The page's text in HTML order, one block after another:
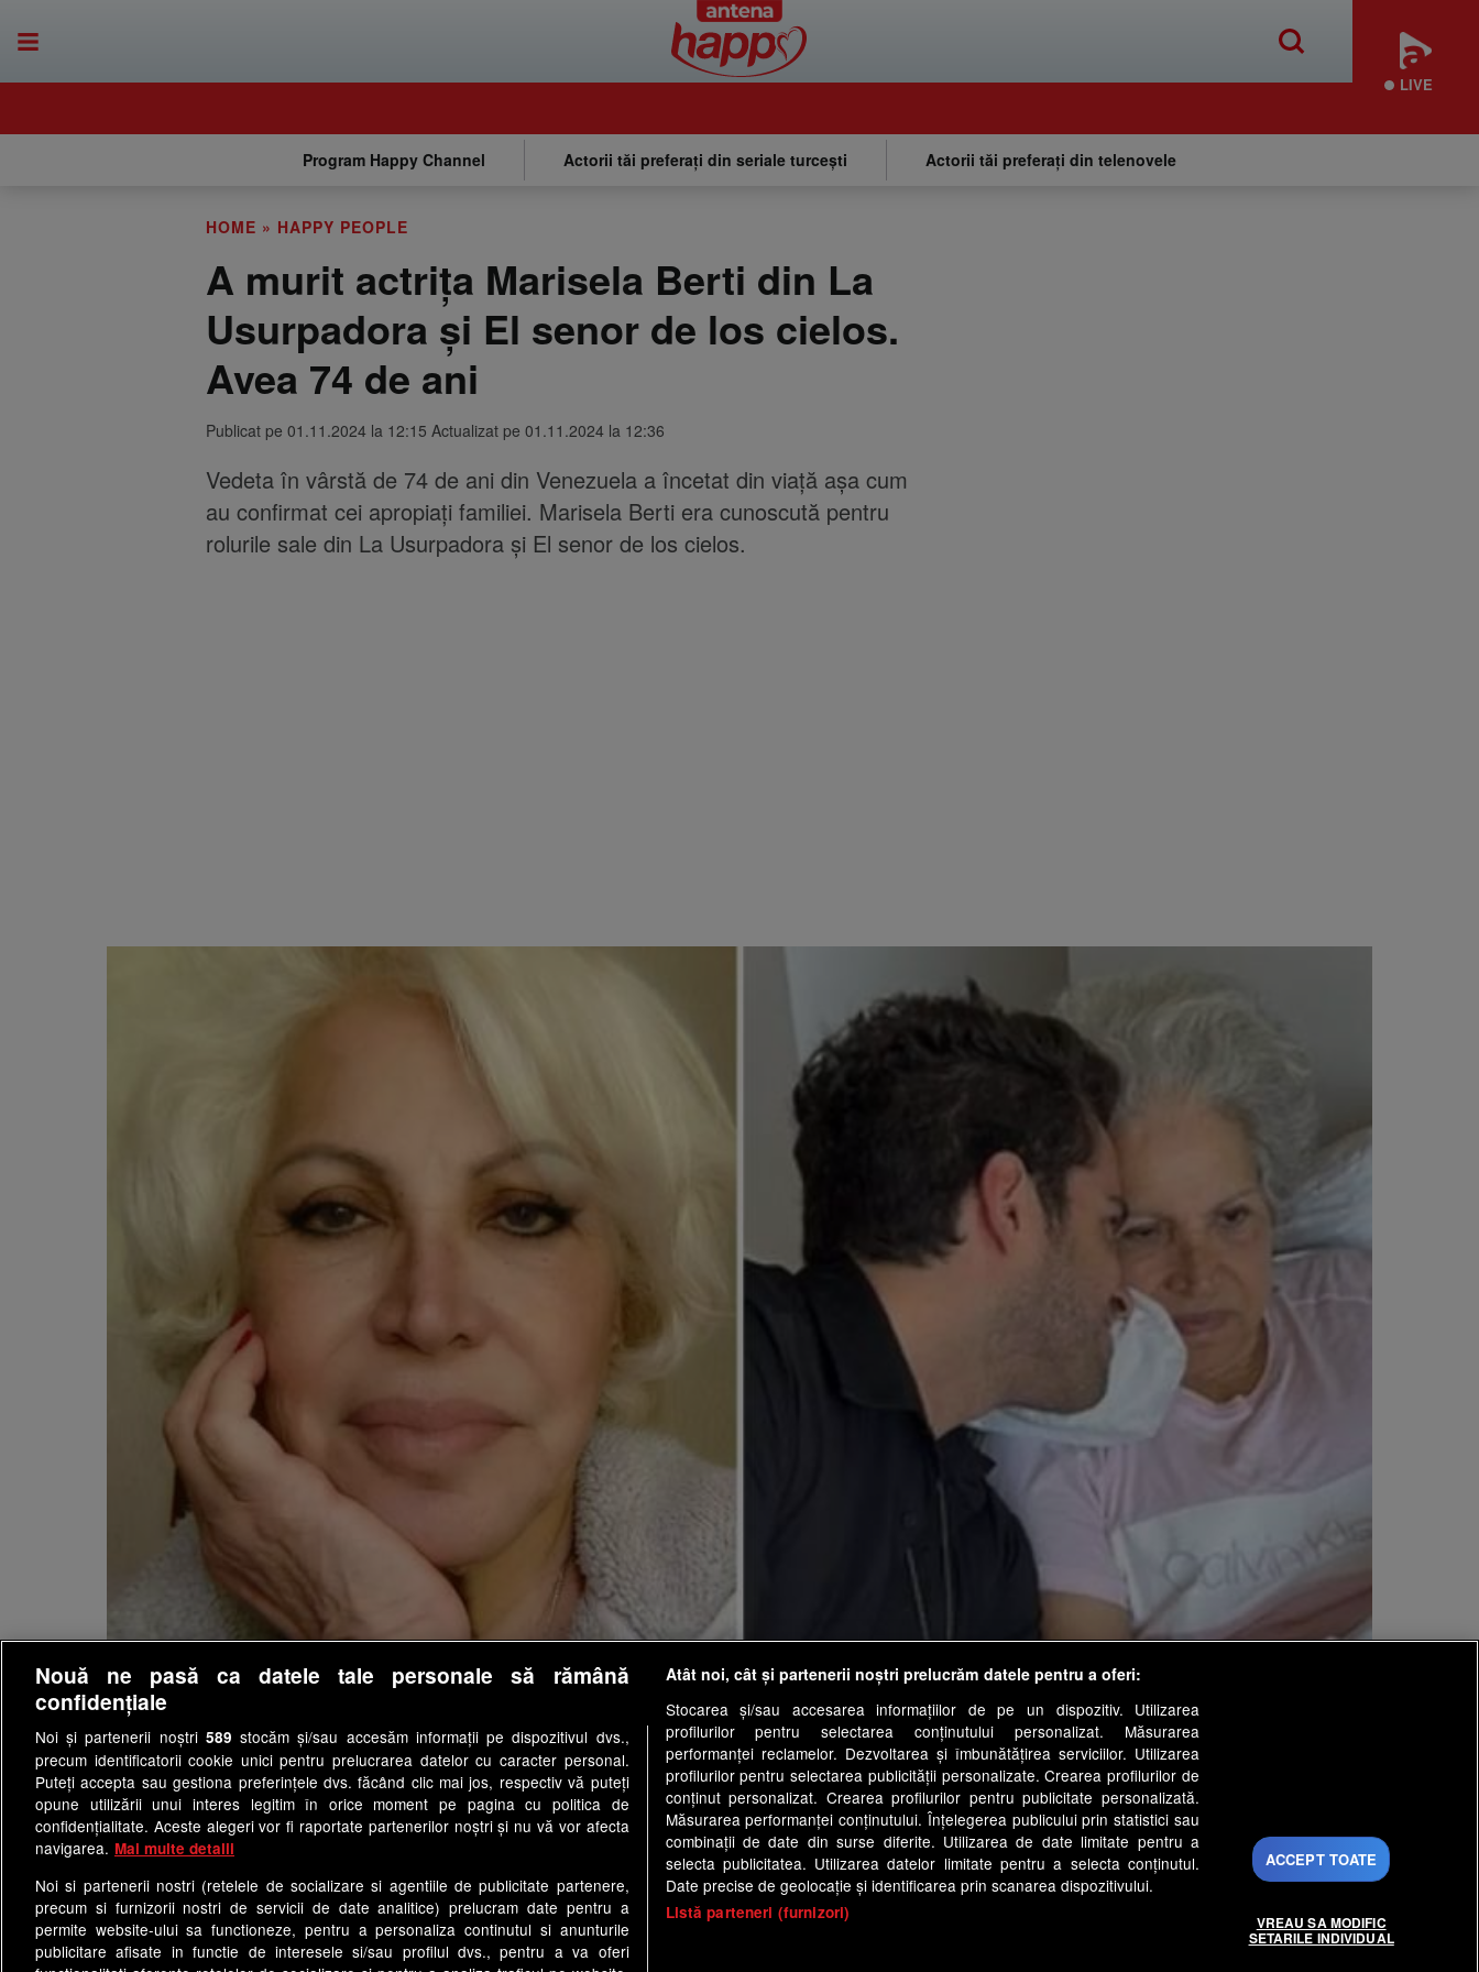
LIVE
Program Happy Channel Actorii tăi preferați din seriale turcești Actorii tăi preferați din telenovele
HOME » HAPPY PEOPLE
A murit actrița Marisela Berti din La
Usurpadora și El senor de los cielos.
Avea 74 de ani
Publicat pe 01.11.2024 la 12:15 Actualizat pe 01.11.2024 la 12:36
Vedeta în vârstă de 74 de ani din Venezuela a încetat din viață așa cum
au confirmat cei apropiați familiei. Marisela Berti era cunoscută pentru
rolurile sale din La Usurpadora și El senor de los cielos.
Moare actrița Marisela Berti din La Usurpadora și El senor de los
Instagram
ÎNAPOI SUS
Nouă ne pasă ca datele tale personale să rămână
confidențiale
Noi și partenerii noștri 589 stocăm și/sau accesăm informații pe dispozitivul dvs.,
precum identificatorii cookie unici pentru prelucrarea datelor cu caracter personal.
Puteți accepta sau gestiona preferințele dvs. făcând clic mai jos, respectiv vă puteți
opune utilizării unui interes legitim în orice moment pe pagina cu politica de
confidențialitate. Aceste alegeri vor fi raportate partenerilor noștri și nu vă vor afecta
navigarea. Mai multe detalii
Noi si partenerii nostri (retelele de socializare si agentiile de publicitate partenere,
precum si furnizorii nostri de servicii de date analitice) prelucram date pentru a
permite website-ului sa functioneze, pentru a personaliza continutul si anunturile
publicitare afisate in functie de interesele si/sau profilul dvs., pentru a va oferi
Atât noi, cât și partenerii noștri prelucrăm datele pentru a oferi:
Stocarea și/sau accesarea informațiilor de pe un dispozitiv. Utilizarea
profilurilor pentru selectarea conținutului personalizat. Măsurarea
performanței reclamelor. Dezvoltarea și îmbunătățirea serviciilor. Utilizarea
profilurilor pentru selectarea publicității personalizate. Crearea profilurilor de
conținut personalizat. Crearea profilurilor pentru publicitate personalizată.
Măsurarea performanței conținutului. Înțelegerea publicului prin statistici sau
combinații de date din surse diferite. Utilizarea de date limitate pentru a
selecta publicitatea. Utilizarea datelor limitate pentru a selecta conținutul.
Date precise de geolocație și identificarea prin scanarea dispozitivului.
Listă parteneri (furnizori)
ACCEPT TOATE
VREAU SA MODIFIC
SETARILE INDIVIDUAL